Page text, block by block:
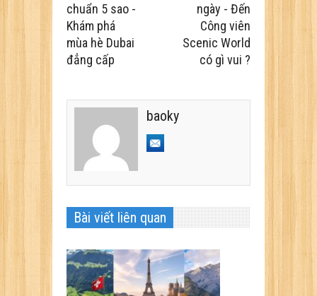
chuẩn 5 sao -
Khám phá
mùa hè Dubai
đẳng cấp
ngày - Đến
Công viên
Scenic World
có gì vui ?
baoky
Bài viết liên quan